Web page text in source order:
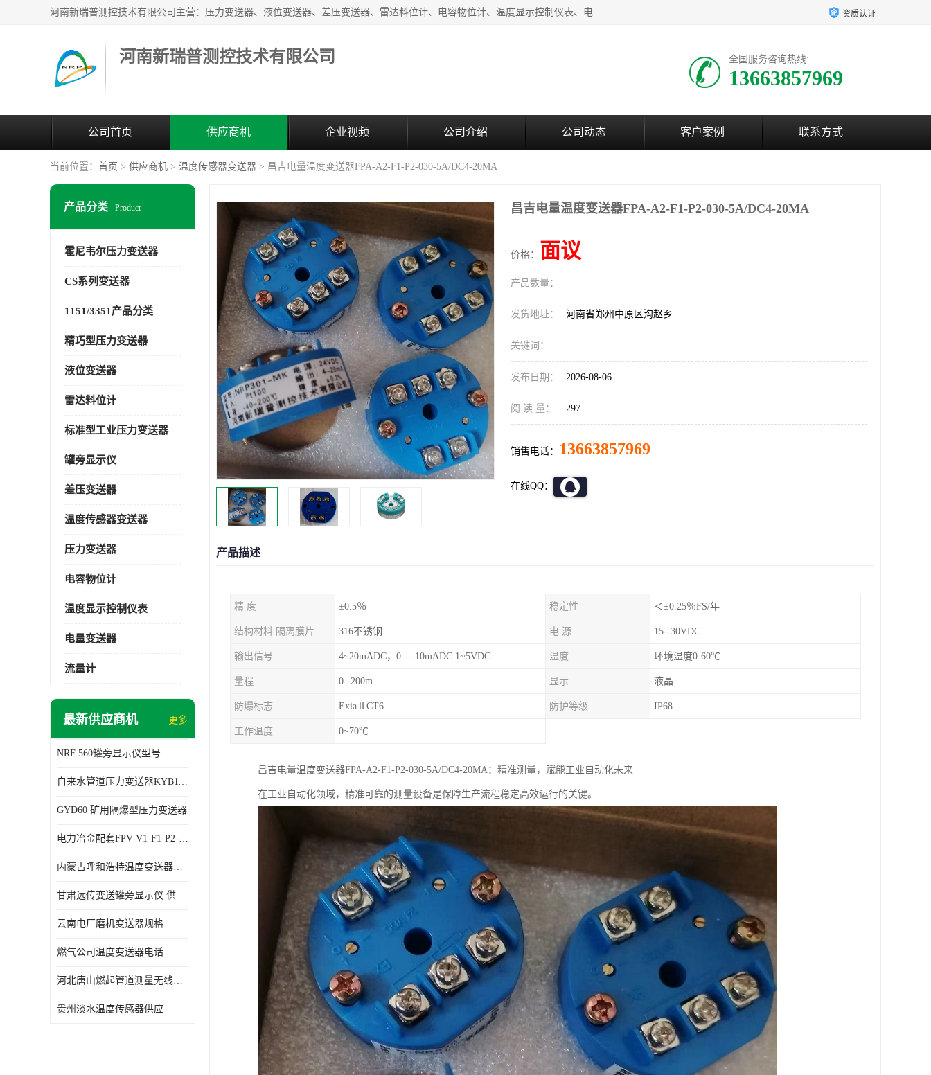
河南新瑞普测控技术有限公司主营：压力变送器、液位变送器、差压变送器、雷达料位计、电容物位计、温度显示控制仪表、电量变送器、流量计、工业自动化系统成套设备。 资质认证
河南新瑞普测控技术有限公司 全国服务咨询热线:
13663857969
公司首页 供应商机 企业视频 公司介绍 公司动态 客户案例 联系方式
当前位置： 首页 > 供应商机 > 温度传感器变送器 > 昌吉电量温度变送器FPA-A2-F1-P2-030-5A/DC4-20MA
产品分类 Product
霍尼韦尔压力变送器
CS系列变送器
1151/3351产品分类
精巧型压力变送器
液位变送器
雷达料位计
标准型工业压力变送器
罐旁显示仪
差压变送器
温度传感器变送器
压力变送器
电容物位计
温度显示控制仪表
电量变送器
流量计
最新供应商机 更多
NRF 560罐旁显示仪型号
自来水管道压力变送器KYB11G03M2型号 使用方便
GYD60 矿用隔爆型压力变送器
电力冶金配套FPV-V1-F1-P2-03电压变送器
内蒙古呼和浩特温度变送器配套罐旁显示仪供应 性能稳定
甘肃远传变送罐旁显示仪 供应及时
云南电厂磨机变送器规格
燃气公司温度变送器电话
河北唐山燃起管道测量无线压力变送器型号 性能稳定
贵州淡水温度传感器供应
昌吉电量温度变送器FPA-A2-F1-P2-030-5A/DC4-20MA
价格： 面议
产品数量：
发货地址： 河南省郑州中原区沟赵乡
关键词：
发布日期： 2026-08-06
阅 读 量： 297
销售电话： 13663857969
在线QQ：
产品描述
精 度 ±0.5％ 稳定性 ＜±0.25％FS/年
结构材料 隔离膜片 316不锈钢 电 源 15--30VDC
输出信号 4~20mADC，0----10mADC 1~5VDC 温度 环境温度0-60℃
量程 0--200m 显示 液晶
防爆标志 ExiaⅡCT6 防护等级 IP68
工作温度 0~70℃
昌吉电量温度变送器FPA-A2-F1-P2-030-5A/DC4-20MA：精准测量，赋能工业自动化未来
在工业自动化领域，精准可靠的测量设备是保障生产流程稳定高效运行的关键。